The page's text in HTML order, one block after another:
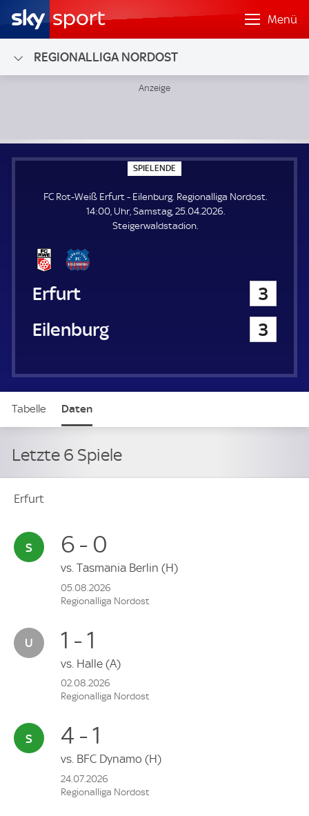
Menü
REGIONALLIGA NORDOST
SPIELENDE
P
E
L
E
N
FC Rot-Weiß Erfurt - Eilenburg. Regionalliga Nordost.
14:00, Uhr, Samstag, 25.04.2026.
Steigerwaldstadion.
FC Rot-Weiß Erfurt
3
Eilenburg
3
Tabelle Daten
Letzte 6 Spiele
Erfurt
6 - 0
vs. Tasmania Berlin (H)
05.08.2026
Regionalliga Nordost
1 - 1
vs. Halle (A)
02.08.2026
Regionalliga Nordost
4 - 1
vs. BFC Dynamo (H)
24.07.2026
Regionalliga Nordost